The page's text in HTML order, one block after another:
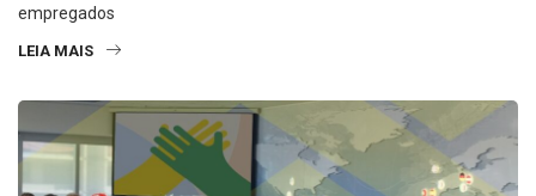
empregados
LEIA MAIS